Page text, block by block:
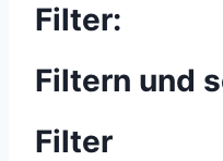
Filter:
Filtern und
Filter